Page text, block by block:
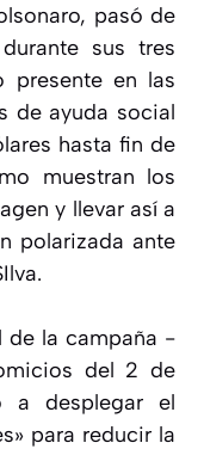
pasó de
sus tres
presente en las
de ayuda social
hasta fin de
muestran los
y llevar así a
polarizada ante
de la campaña -
del 2 de
a desplegar el
para reducir la